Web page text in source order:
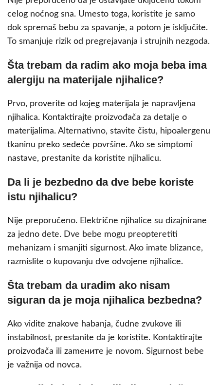
celog noćnog sna. Umesto toga, koristite je samo
dok spremaš bebu za spavanje, a potom je isključite.
To smanjuje rizik od pregrejavanja i strujnih nezgoda.
Šta trebam da radim ako moја beba ima
alergiju na materijale njihalice?
Prvo, proverite od kojeg materijala je napravljena
njihalica. Kontaktirajte proizvođača za detalje o
materijalima. Alternativno, stavite čistu, hipoalergenu
tkaninu preko sedeće površine. Ako se simptomi
nastave, prestanite da koristite njihalicu.
Da li je bezbedno da dve bebe koriste
istu njihalicu?
Nije preporučeno. Električne njihalice su dizajnirane
za jedno dete. Dve bebe mogu preopteretiti
mehanizam i smanjiti sigurnost. Ako imate blizance,
razmislite o kupovanju dve odvojene njihalice.
Šta trebam da uradim ako nisam
siguran da je moja njihalica bezbedna?
Ako vidite znakove habanja, čudne zvukove ili
instabilnost, prestanite da je koristite. Kontaktirajte
proizvođača ili zamените je novom. Sigurnost bebe
je važnija od novca.